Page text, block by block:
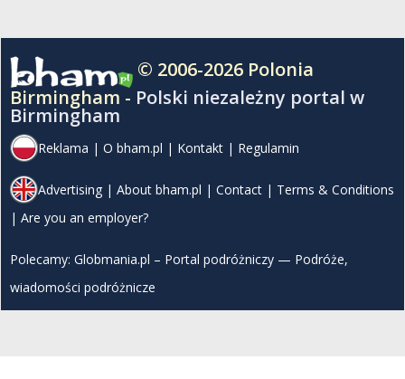
© 2006-2026 Polonia
Birmingham - Polski niezależny portal w
Birmingham
Reklama | O bham.pl | Kontakt | Regulamin
Advertising | About bham.pl | Contact | Terms & Conditions
| Are you an employer?
Polecamy: Globmania.pl – Portal podróżniczy — Podróże,
wiadomości podróżnicze